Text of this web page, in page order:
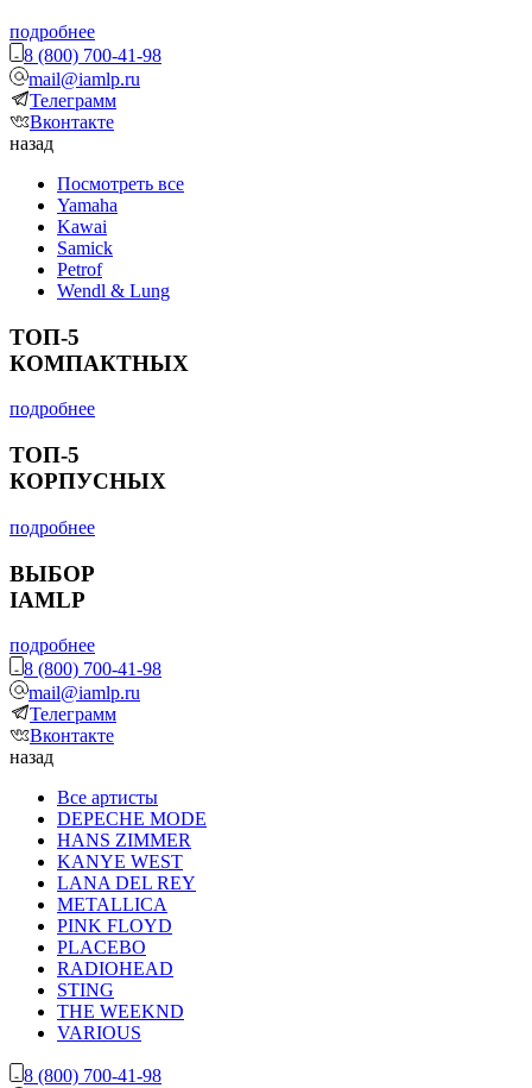
подробнее
8 (800) 700-41-98
mail@iamlp.ru
Телеграмм
Вконтакте
назад
Посмотреть все
Yamaha
Kawai
Samick
Petrof
Wendl & Lung
ТОП-5
КОМПАКТНЫХ
подробнее
ТОП-5
КОРПУСНЫХ
подробнее
ВЫБОР
IAMLP
подробнее
8 (800) 700-41-98
mail@iamlp.ru
Телеграмм
Вконтакте
назад
Все артисты
DEPECHE MODE
HANS ZIMMER
KANYE WEST
LANA DEL REY
METALLICA
PINK FLOYD
PLACEBO
RADIOHEAD
STING
THE WEEKND
VARIOUS
8 (800) 700-41-98